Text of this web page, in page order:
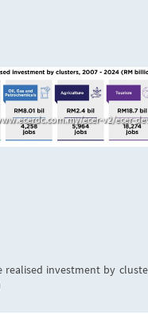
ecer-v2/ecer-
realised investment by